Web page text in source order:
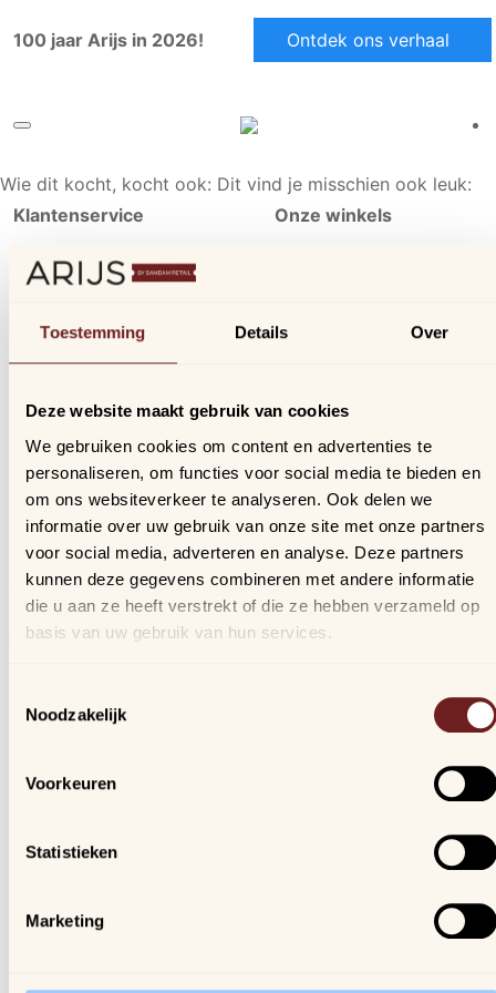
Toestemming Details Over
Deze website maakt gebruik van cookies
We gebruiken cookies om content en advertenties te
personaliseren, om functies voor social media te bieden en
om ons websiteverkeer te analyseren. Ook delen we
informatie over uw gebruik van onze site met onze partners
voor social media, adverteren en analyse. Deze partners
kunnen deze gegevens combineren met andere informatie
die u aan ze heeft verstrekt of die ze hebben verzameld op
basis van uw gebruik van hun services.
Noodzakelijk
Voorkeuren
Statistieken
Marketing
100 jaar Arijs in 2026! Ontdek ons verhaal
Wie dit kocht, kocht ook: Dit vind je misschien ook leuk:
Houtmarkt 6
Openingsuren winkel:
Klantenservice
Ons aanbod
Verzending & bezorging
Retourneren & ruilen
Online geschillen
Inloggen
Profiel
Bestellingen
Verlanglijstje
Veelgestelde vragen
Onze winkels
Samdam Nijvel
Nieuwsbrief
ontvang een kortingscode van 10%!